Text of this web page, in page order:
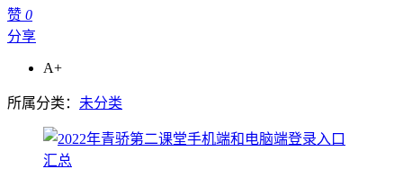
赞 0
分享
A+
所属分类： 未分类